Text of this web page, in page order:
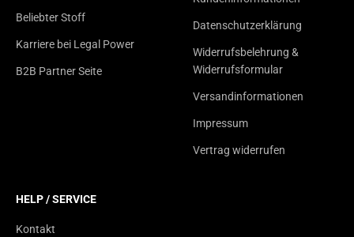
Beliebter Stoff
Karriere bei Legal Power
B2B Partner Seite
Datenschutzerklärung
Widerrufsbelehrung &
Widerrufsformular
Versandinformationen
Impressum
Vertrag widerrufen
HELP / SERVICE
Kontakt